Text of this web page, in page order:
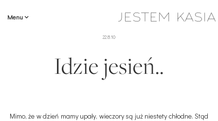
Menu
22.8.10
Idzie jesień..
Mimo, że w dzień mamy upały, wieczory są już niestety chłodne. Stąd